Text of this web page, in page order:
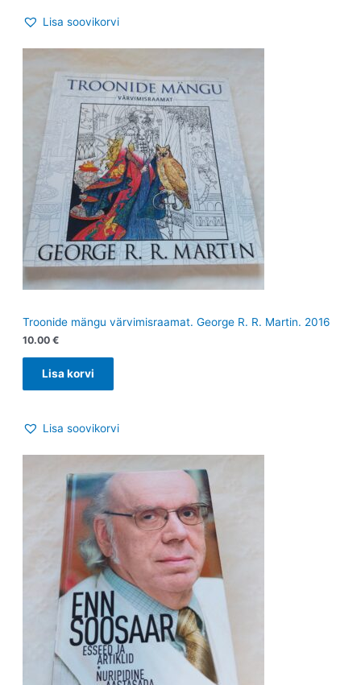
Lisa soovikorvi
Troonide mängu värvimisraamat. George R. R. Martin. 2016
10.00 €
Lisa korvi
Lisa soovikorvi